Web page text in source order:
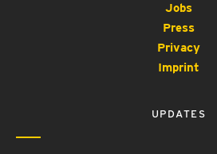
Jobs
Press
Privacy
Imprint
UPDATES